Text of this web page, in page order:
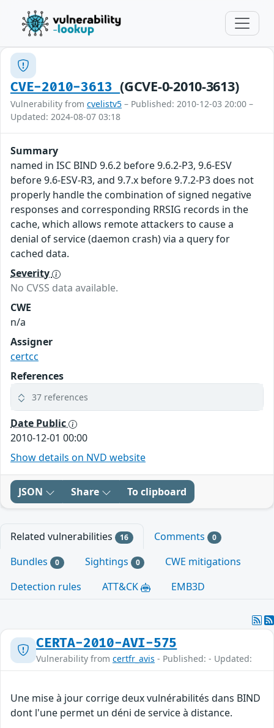
CVE-2010-3613(GCVE-0-2010-3613)
Vulnerability from cvelistv5 – Published: 2010-12-03 20:00 –
Updated: 2024-08-07 03:18
Summary
named in ISC BIND 9.6.2 before 9.6.2-P3, 9.6-ESV
before 9.6-ESV-R3, and 9.7.x before 9.7.2-P3 does not
properly handle the combination of signed negative
responses and corresponding RRSIG records in the
cache, which allows remote attackers to cause a
denial of service (daemon crash) via a query for
cached data.
Severity
No CVSS data available.
CWE
n/a
Assigner
certcc
References
37 references
Date Public
2010-12-01 00:00
Show details on NVD website
JSON Share To clipboard
Related vulnerabilities 16 Comments 0
Bundles 0 Sightings 0
CWE mitigations
Detection rules
ATT&CK EMB3D
CERTA-2010-AVI-575
Vulnerability from certfr_avis - Published: - Updated:
Une mise à jour corrige deux vulnérabilités dans BIND
dont l'une permet un déni de service à distance.